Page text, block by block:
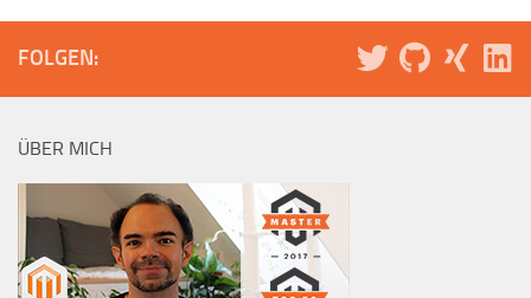
FOLGEN:
ÜBER MICH